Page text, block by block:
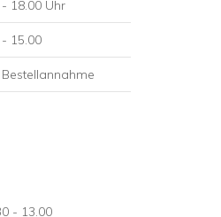
18.00 Uhr
15.00
Bestellannahme
- 13.00